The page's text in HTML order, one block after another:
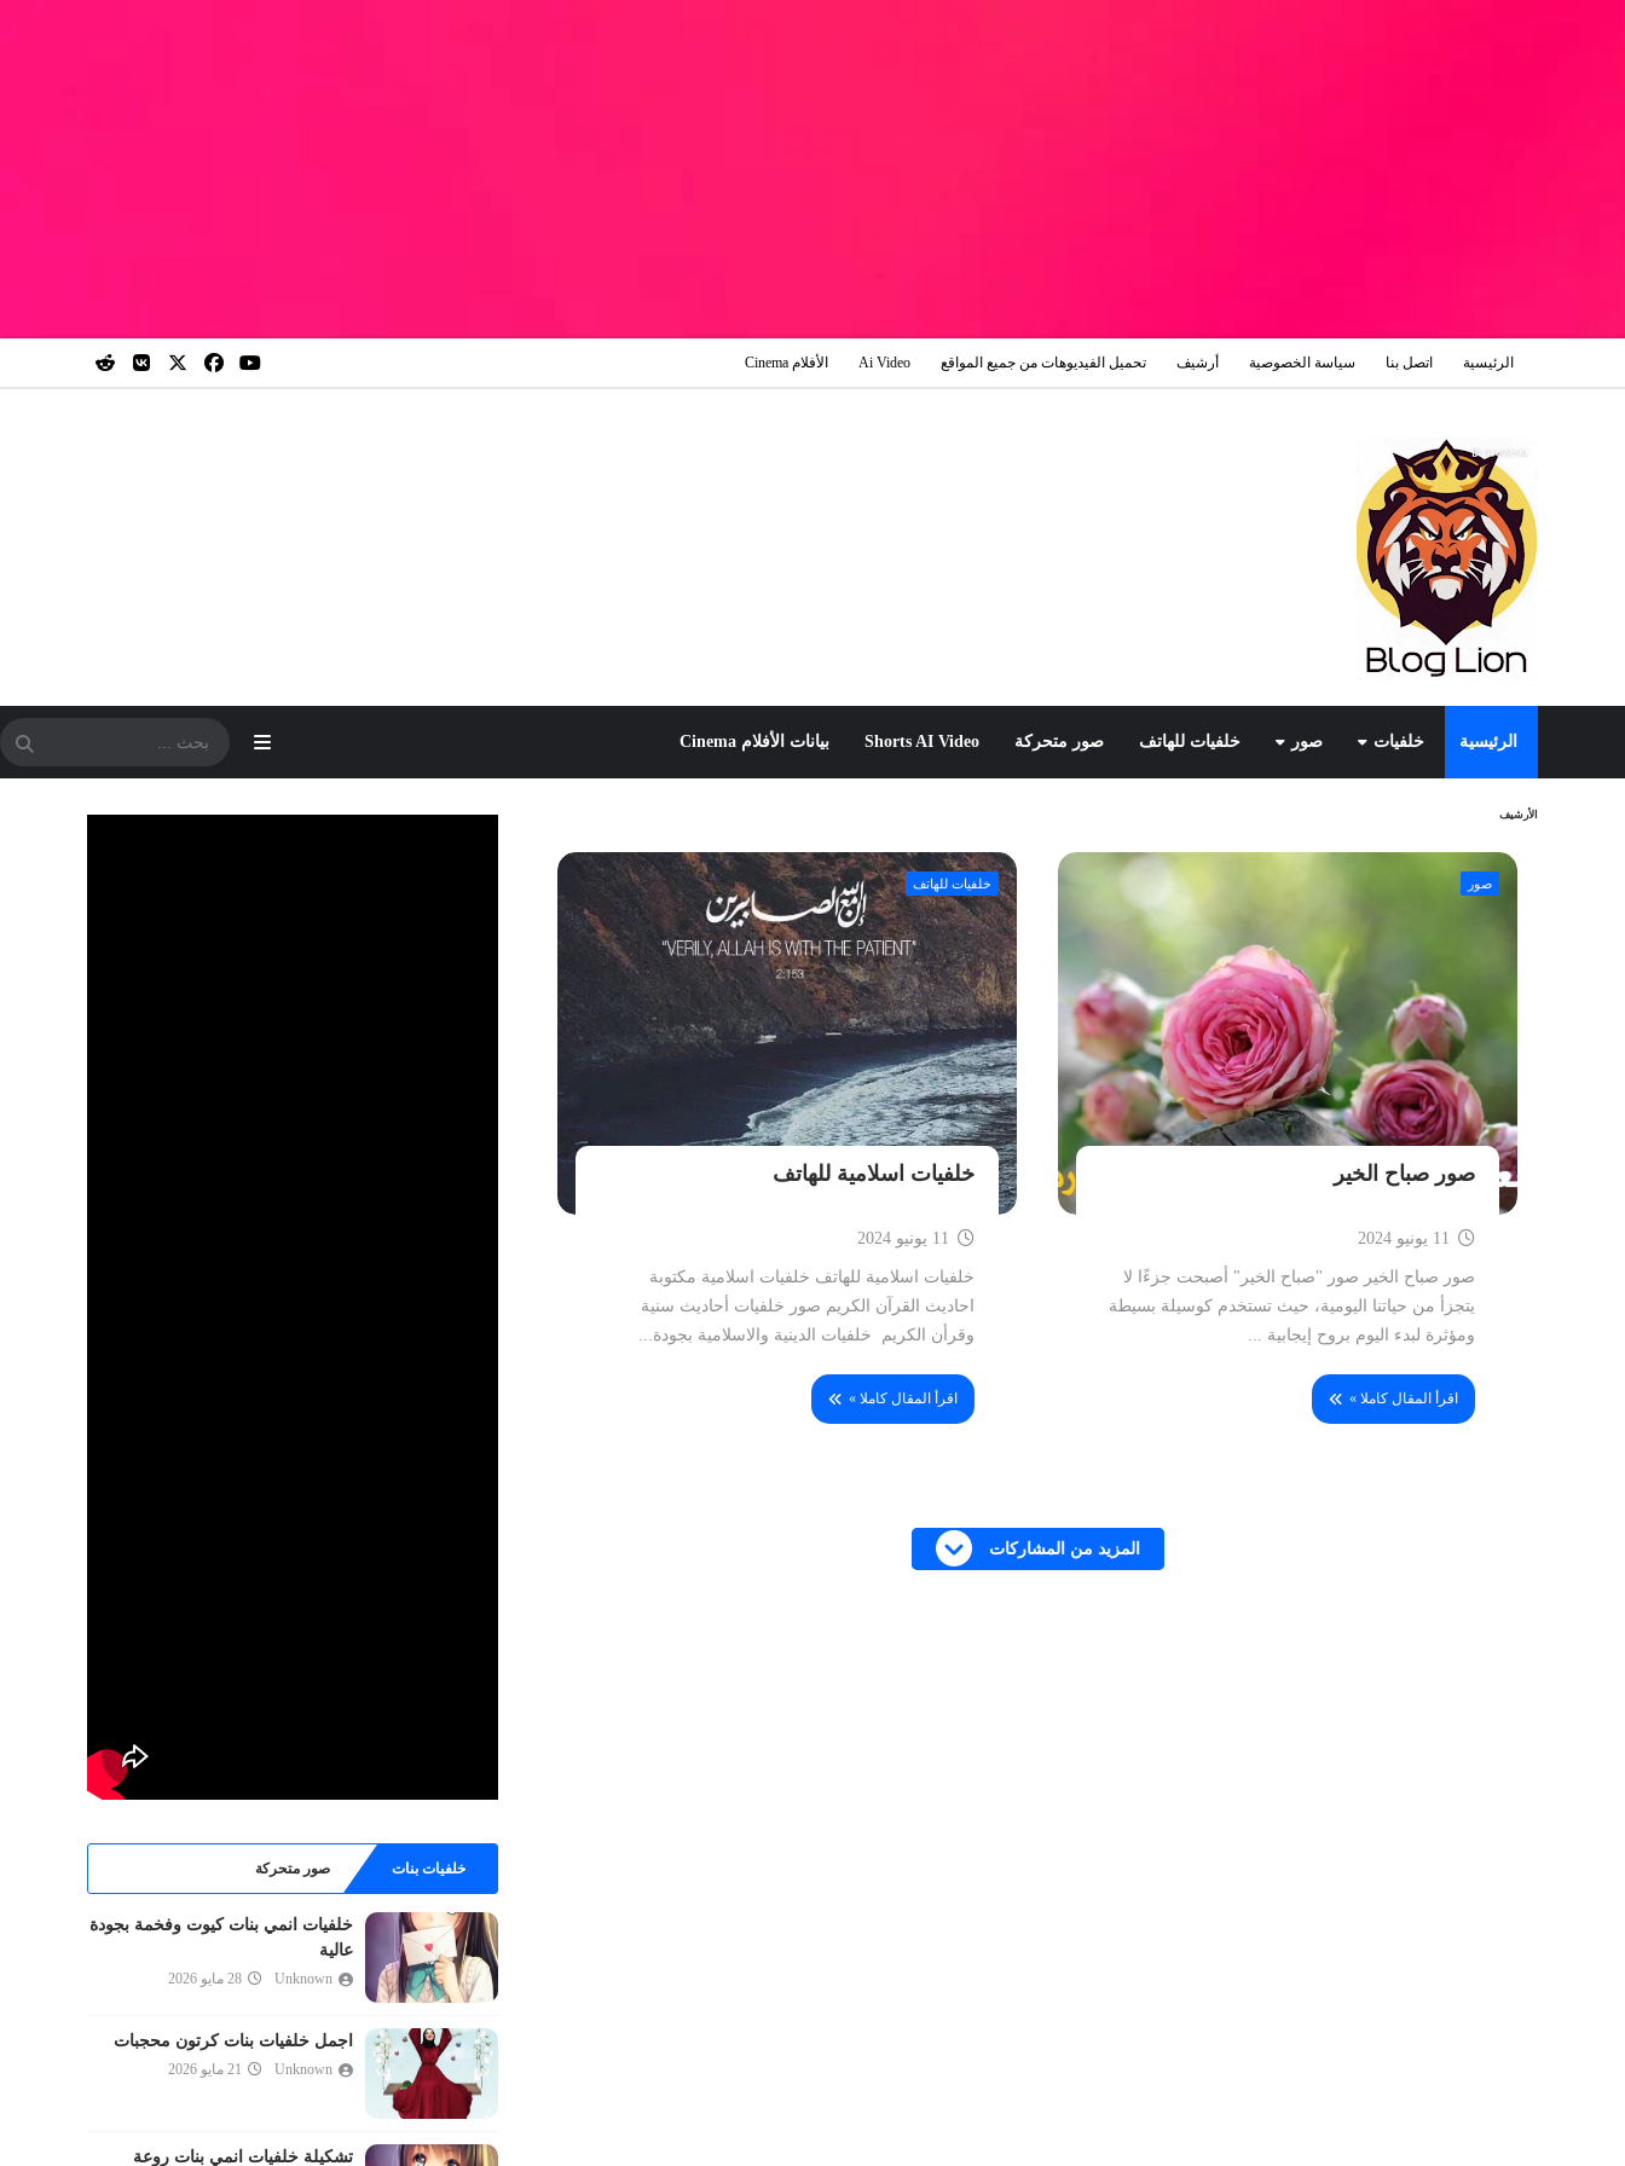
الرئيسية اتصل بنا سياسة الخصوصية أرشيف تحميل الفيديوهات من جميع المواقع Ai Video الأفلام Cinema
الرئيسية خلفيات صور خلفيات للهاتف صور متحركة Shorts AI Video بيانات الأفلام Cinema
الأرشيف
صور
صور صباح الخير
صور صباح الخير صور "صباح الخير" أصبحت جزءًا لا
يتجزأ من حياتنا اليومية، حيث تستخدم كوسيلة بسيطة
ومؤثرة لبدء اليوم بروح إيجابية ...
اقرأ المقال كاملا »
خلفيات للهاتف
خلفيات اسلامية للهاتف
خلفيات اسلامية للهاتف خلفيات اسلامية مكتوبة
احاديث القرآن الكريم صور خلفيات أحاديث سنية
وقرأن الكريم خلفيات الدينية والاسلامية بجودة...
اقرأ المقال كاملا »
المزيد من المشاركات
خلفيات بنات صور متحركة
خلفيات انمي بنات كيوت وفخمة بجودة
عالية
Unknown 28 مايو 2026
اجمل خلفيات بنات كرتون محجبات
Unknown 21 مايو 2026
تشكيلة خلفيات انمي بنات روعة